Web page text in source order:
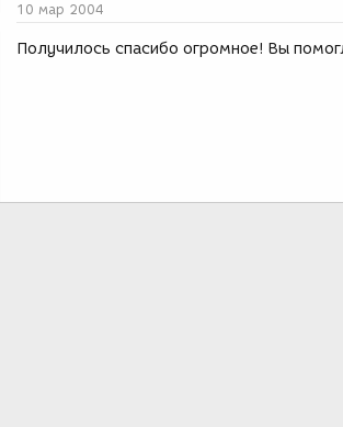
10 мар 2004
Получилось спасибо огромное! Вы